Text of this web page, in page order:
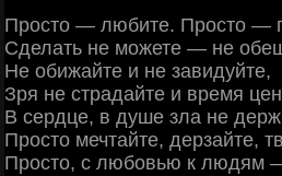
Просто — любите. Просто —
Сделать не можете — не
Не обижайте и не завидуйте,
Зря не страдайте и время
В сердце, в душе зла не
Просто мечтайте, дерзайте,
Просто, с любовью к людям